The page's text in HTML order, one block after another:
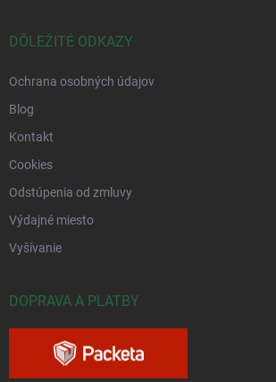
DÔLEŽITÉ ODKAZY
Ochrana osobných údajov
Blog
Kontakt
Cookies
Odstúpenia od zmluvy
Výdajné miesto
Vyšívanie
DOPRAVA A PLATBY